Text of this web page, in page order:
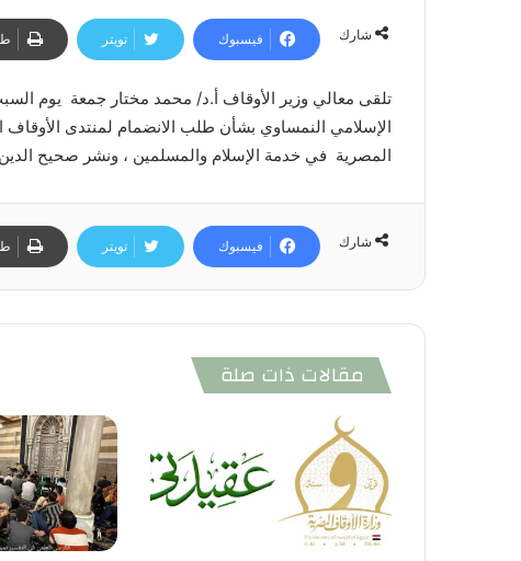
شارك فيسبوك تويتر
الإسلامي النمساوي بشأن طلب الانضمام لمنتدى
المصرية في خدمة الإسلام والمسلمين ، ونشر صحيح الدين
شارك فيسبوك تويتر
مقالات ذات صلة